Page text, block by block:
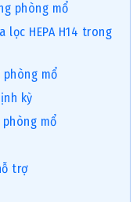
phòng mổ
lọc HEPA H14 trong
phòng mổ
kỳ
phòng mổ
trợ